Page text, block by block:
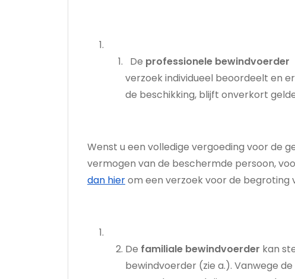
De professionele bewindvoerder
verzoek individueel beoordeelt en
de beschikking, blijft onverkort
Wenst u een volledige vergoeding voor de
vermogen van de beschermde persoon,
dan hierom een verzoek voor de begroting
De familiale bewindvoerder kan
bewindvoerder (zie a.). Vanwege